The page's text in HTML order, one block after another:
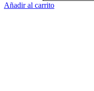
Añadir al carrito